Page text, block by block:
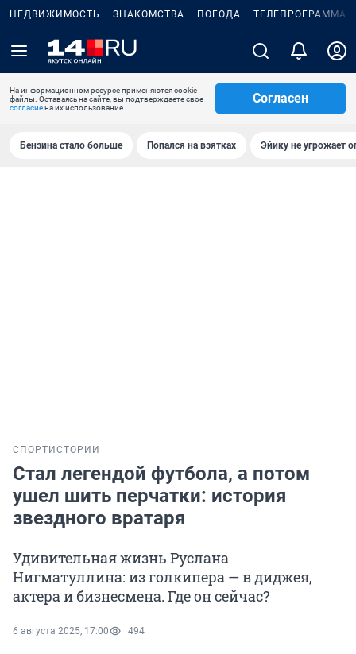
НЕДВИЖИМОСТЬ ЗНАКОМСТВА ПОГОДА ТЕЛЕПРОГРАММА
На информационном ресурсе применяются cookie-
файлы. Оставаясь на сайте, вы подтверждаете свое
согласиена их использование.
Согласен
Бензина стало больше Попался на взятках Эйику не угрожает
СПОРТ ИСТОРИИ
Стал легендой футбола, а потом
ушел шить перчатки: история
звездного вратаря
Удивительная жизнь Руслана
Нигматуллина: из голкипера — в диджея,
актера и бизнесмена. Где он сейчас?
6 августа 2025, 17:00 494